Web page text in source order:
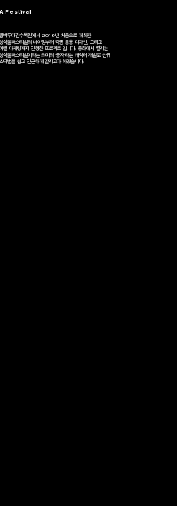
Festival
백두대간수목원에서 2019년 처음으로 개최한
식물페스티벌의 네이밍부터 각종 응용 디자인, 그리고
럴 마케팅까지 진행한 프로젝트 입니다. 봉화에서 열리는
식물페스티벌이라는 의미의 '봉자'라는 캐릭터 개발로 신규
티벌을 쉽고 친근하게 알리고자 하였습니다.